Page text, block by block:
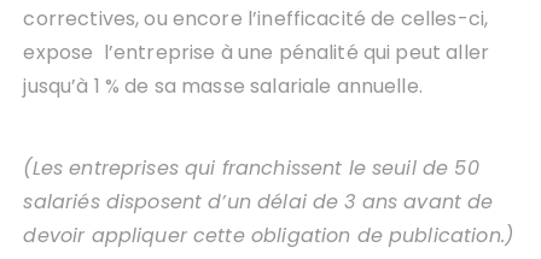
correctives, ou encore l’inefficacité de celles-ci,
expose l’entreprise à une pénalité qui peut aller
jusqu’à 1 % de sa masse salariale annuelle.
(Les entreprises qui franchissent le seuil de 50
salariés disposent d’un délai de 3 ans avant de
devoir appliquer cette obligation de publication.)